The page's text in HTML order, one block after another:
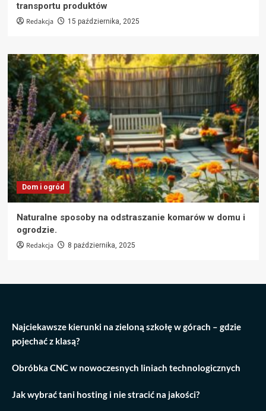
transportu produktów
Redakcja 15 października, 2025
Dom i ogród
Naturalne sposoby na odstraszanie komarów w domu i
ogrodzie.
Redakcja 8 października, 2025
Najciekawsze kierunki na zieloną szkołę w górach – gdzie
pojechać z klasą?
Obróbka CNC w nowoczesnych liniach technologicznych
Jak wybrać tani hosting i nie stracić na jakości?